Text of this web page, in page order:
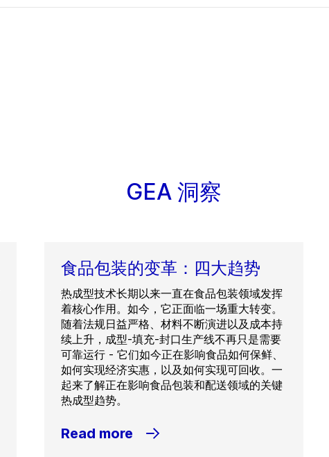
GEA 洞察
食品包装的变革：四大趋势
热成型技术长期以来一直在食品包装领域发挥
着核心作用。如今，它正面临一场重大转变。
随着法规日益严格、材料不断演进以及成本持
续上升，成型-填充-封口生产线不再只是需要
可靠运行 - 它们如今正在影响食品如何保鲜、
如何实现经济实惠，以及如何实现可回收。一
起来了解正在影响食品包装和配送领域的关键
热成型趋势。
Read more